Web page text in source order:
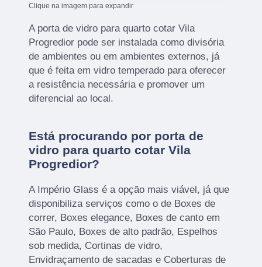
Clique na imagem para expandir
A porta de vidro para quarto cotar Vila
Progredior pode ser instalada como divisória
de ambientes ou em ambientes externos, já
que é feita em vidro temperado para oferecer
a resistência necessária e promover um
diferencial ao local.
Está procurando por porta de
vidro para quarto cotar Vila
Progredior?
A Império Glass é a opção mais viável, já que
disponibiliza serviços como o de Boxes de
correr, Boxes elegance, Boxes de canto em
São Paulo, Boxes de alto padrão, Espelhos
sob medida, Cortinas de vidro,
Envidraçamento de sacadas e Coberturas de